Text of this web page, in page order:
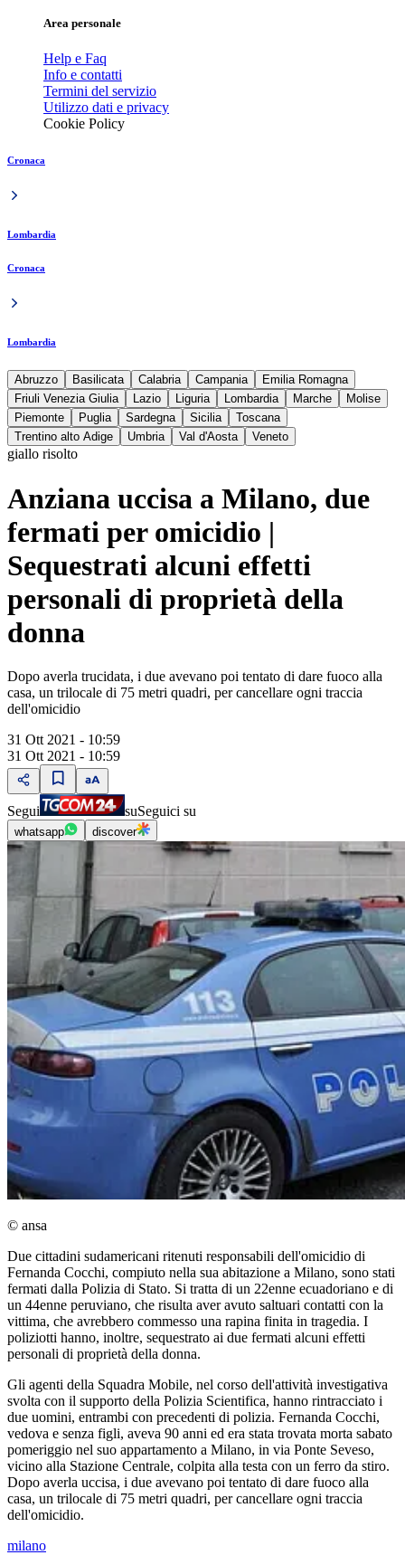
Area personale
Help e Faq
Info e contatti
Termini del servizio
Utilizzo dati e privacy
Cookie Policy
Cronaca
Lombardia
Cronaca
Lombardia
Abruzzo Basilicata Calabria Campania
Emilia Romagna
Friuli Venezia Giulia
Lazio Liguria Lombardia Marche
Molise
Piemonte
Puglia Sardegna Sicilia
Toscana
Trentino alto Adige
Umbria Val d'Aosta Veneto
giallo risolto
Anziana uccisa a Milano, due
fermati per omicidio |
Sequestrati alcuni effetti
personali di proprietà della
donna
Dopo averla trucidata, i due avevano poi tentato di dare fuoco alla
casa, un trilocale di 75 metri quadri, per cancellare ogni traccia
dell'omicidio
31 Ott 2021 - 10:59
31 Ott 2021 - 10:59
Segui suSeguici su
whatsapp discover
© ansa
Due cittadini sudamericani ritenuti responsabili dell'omicidio di
Fernanda Cocchi, compiuto nella sua abitazione a Milano, sono stati
fermati dalla Polizia di Stato. Si tratta di un 22enne ecuadoriano e di
un 44enne peruviano, che risulta aver avuto saltuari contatti con la
vittima, che avrebbero commesso una rapina finita in tragedia. I
poliziotti hanno, inoltre, sequestrato ai due fermati alcuni effetti
personali di proprietà della donna.
Gli agenti della Squadra Mobile, nel corso dell'attività investigativa
svolta con il supporto della Polizia Scientifica, hanno rintracciato i
due uomini, entrambi con precedenti di polizia. Fernanda Cocchi,
vedova e senza figli, aveva 90 anni ed era stata trovata morta sabato
pomeriggio nel suo appartamento a Milano, in via Ponte Seveso,
vicino alla Stazione Centrale, colpita alla testa con un ferro da stiro.
Dopo averla uccisa, i due avevano poi tentato di dare fuoco alla
casa, un trilocale di 75 metri quadri, per cancellare ogni traccia
dell'omicidio.
milano